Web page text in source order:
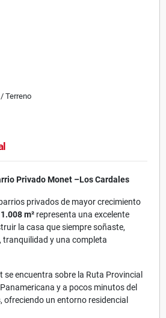
Terreno
Privado Monet –Los Cardales
privados de mayor crecimiento
1.008 m² representa una excelente
la casa que siempre soñaste,
tranquilidad y una completa
se encuentra sobre la Ruta Provincial
y a pocos minutos del
ofreciendo un entorno residencial